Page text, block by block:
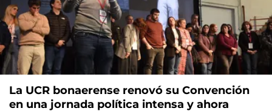
La UCR bonaerense renovó su Convención
en una jornada política intensa y ahora